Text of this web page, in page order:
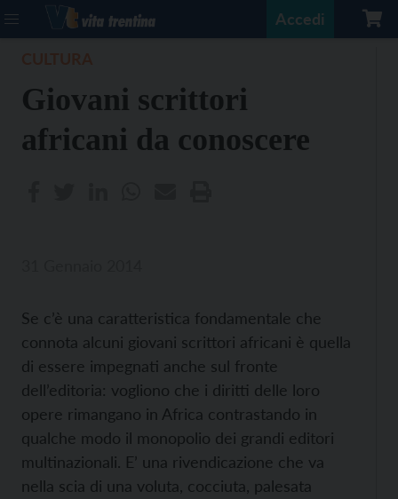
Accedi
Giovani scrittori
africani da conoscere
Se c’è una caratteristica fondamentale che
connota alcuni giovani scrittori africani è quella
di essere impegnati anche sul fronte
dell’editoria: vogliono che i diritti delle loro
opere rimangano in Africa contrastando in
qualche modo il monopolio dei grandi editori
multinazionali. E’ una rivendicazione che va
nella scia di una voluta, cocciuta, palesata